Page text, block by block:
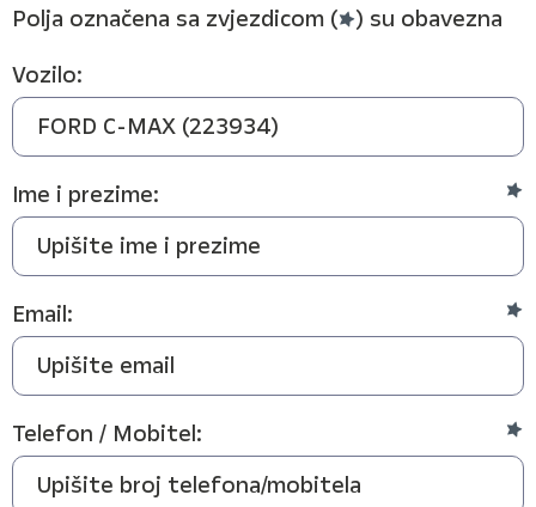
Polja označena sa zvjezdicom (
) su obavezna
Vozilo:
Ime i prezime:
Email:
Telefon / Mobitel: